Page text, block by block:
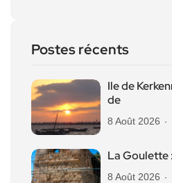
Postes récents
Ile de
de
8 Août 2026
La Goulette
8 Août 2026